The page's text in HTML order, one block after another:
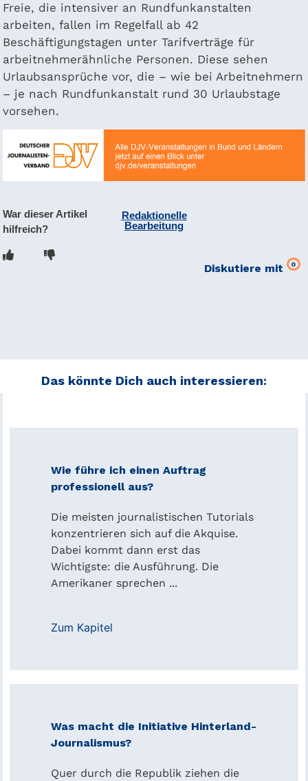
Freie, die intensiver an Rundfunkanstalten
arbeiten, fallen im Regelfall ab 42
Beschäftigungstagen unter Tarifverträge für
arbeitnehmerähnliche Personen. Diese sehen
Urlaubsansprüche vor, die – wie bei Arbeitnehmern
– je nach Rundfunkanstalt rund 30 Urlaubstage
vorsehen.
War dieser Artikel
hilfreich?
Redaktionelle
Bearbeitung
Diskutiere mit 0
Das könnte Dich auch interessieren:
Wie führe ich einen Auftrag
professionell aus?
Die meisten journalistischen Tutorials
konzentrieren sich auf die Akquise.
Dabei kommt dann erst das
Wichtigste: die Ausführung. Die
Amerikaner sprechen ...
Zum Kapitel
Was macht die Initiative Hinterland-
Journalismus?
Quer durch die Republik ziehen die